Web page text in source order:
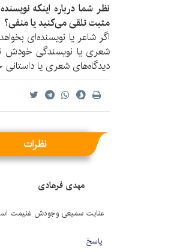
نظر شما درباره اینکه
مثبت تلقی می‌کنید یا منفی؟
اگر شاعر یا نویسنده‌ای
شعری یا نویسندگی خودش
دیدگاه‌های شعری یا داستانی
نظراتنظرات
مهدی فرهادی
عنایت سمیعی وجودش غنیمت
پاسخ